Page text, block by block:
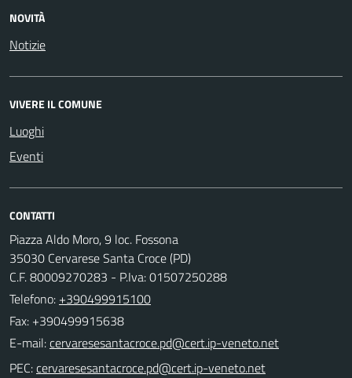
NOVITÀ
Notizie
VIVERE IL COMUNE
Luoghi
Eventi
CONTATTI
Piazza Aldo Moro, 9 loc. Fossona
35030 Cervarese Santa Croce (PD)
C.F. 80009270283 - P.Iva: 01507250288
Telefono: +390499915100
Fax: +390499915638
E-mail:
PEC: